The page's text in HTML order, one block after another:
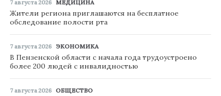
7 августа 2026 МЕДИЦИНА
Жители региона приглашаются на бесплатное
обследование полости рта
7 августа 2026 ЭКОНОМИКА
В Пензенской области с начала года трудоустроено
более 200 людей с инвалидностью
7 августа 2026 ОБЩЕСТВО